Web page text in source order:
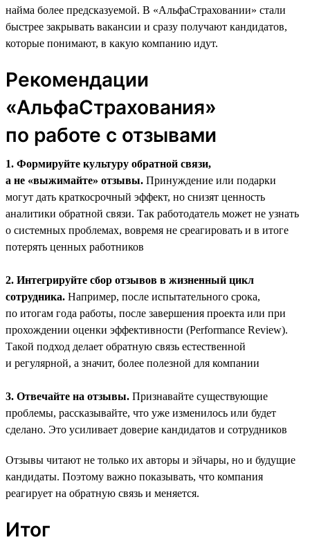
найма более предсказуемой. В «АльфаСтраховании» стали
быстрее закрывать вакансии и сразу получают кандидатов,
которые понимают, в какую компанию идут.
Рекомендации
«АльфаСтрахования»
по работе с отзывами
1. Формируйте культуру обратной связи,
а не «выжимайте» отзывы. Принуждение или подарки
могут дать краткосрочный эффект, но снизят ценность
аналитики обратной связи. Так работодатель может не узнать
о системных проблемах, вовремя не среагировать и в итоге
потерять ценных работников
2. Интегрируйте сбор отзывов в жизненный цикл
сотрудника. Например, после испытательного срока,
по итогам года работы, после завершения проекта или при
прохождении оценки эффективности (Performance Review).
Такой подход делает обратную связь естественной
и регулярной, а значит, более полезной для компании
3. Отвечайте на отзывы. Признавайте существующие
проблемы, рассказывайте, что уже изменилось или будет
сделано. Это усиливает доверие кандидатов и сотрудников
Отзывы читают не только их авторы и эйчары, но и будущие
кандидаты. Поэтому важно показывать, что компания
реагирует на обратную связь и меняется.
Итог